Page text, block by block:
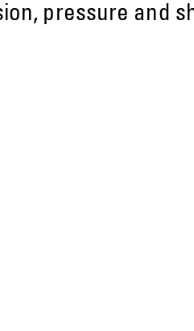
pressure and